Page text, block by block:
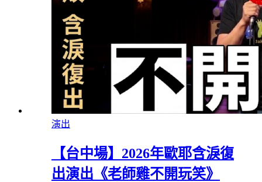
演出
【台中場】2026年歐耶含淚復
出演出《老師雞不開玩笑》